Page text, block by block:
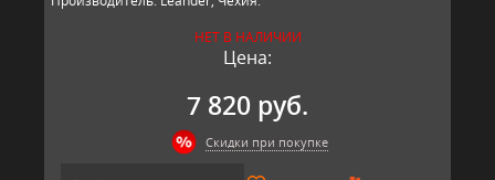
НЕТ В НАЛИЧИИ
Цена:
7 820 руб.
Скидки при покупке